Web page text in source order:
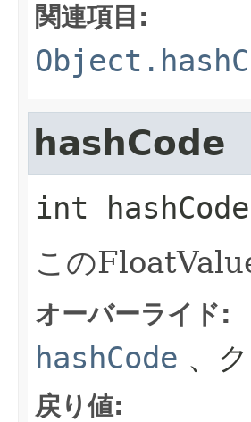
関連項目:
hashCode
int hashCode
この
オーバーライド:
hashCode 、
戻り値: